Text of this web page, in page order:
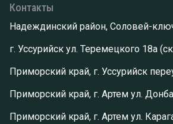
Контакты
Надеждинский район, Соловей-
г. Уссурийск ул. Теремецкого 18а
Приморский край, г. Уссурийск
Приморский край, г. Артем ул.
Приморский край, г. Артем ул.